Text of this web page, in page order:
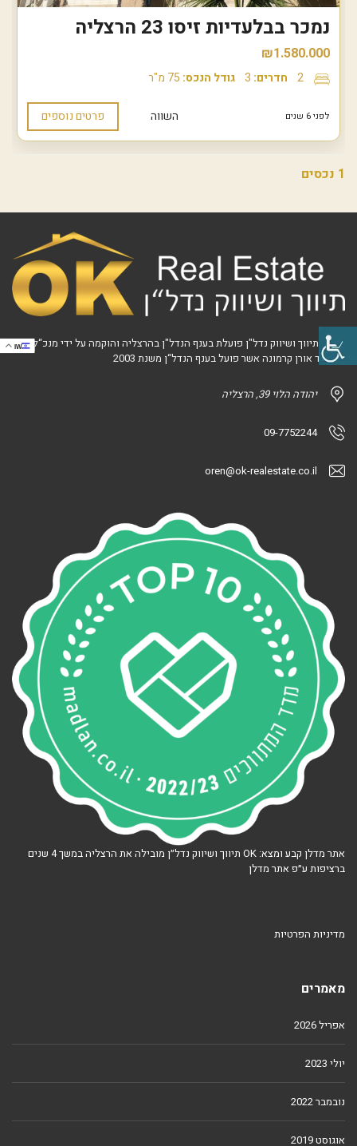
נמכר בבלעדיות זיסו 23 הרצליה
₪1.580.000
2 חדרים: 3 גודל הנכס: 75 מ"ר
לפני 6 שנים השווה פרטים נוספים
1 נכסים
אוקי - תיווך ושיווק נדל"ן פועלת בענף הנדל"ן בהרצליה והוקמה על ידי מנכ“ל
המשרד אורן קרמונה אשר פועל בענף הנדל“ן משנת 2003
יהודה הלוי 39, הרצליה
09-7752244
oren@ok-realestate.co.il
אתר מדלן קבע ומצא: OK תיווך ושיווק נדל״ן מובילה את הרצליה במשך 4 שנים
ברציפות ע״פ אתר מדלן
מדיניות הפרטיות
מאמרים
אפריל 2026
יולי 2023
נובמבר 2022
אוגוסט 2019
IW